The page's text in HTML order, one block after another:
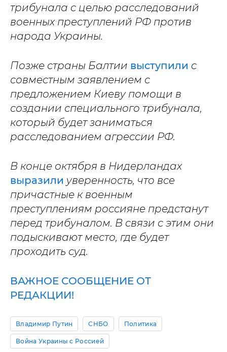
трибунала с целью расследований
военных преступлений РФ против
народа Украины.
Позже страны Балтии выступили с
совместным заявлением с
предложением Киеву помощи в
создании специального трибунала,
который будет заниматься
расследованием агрессии РФ.
В конце октября в Нидерландах
выразили уверенность, что все
причастные к военным
преступлениям россияне предстанут
перед трибуналом. В связи с этим они
подыскивают место, где будет
проходить суд.
ВАЖНОЕ СООБЩЕНИЕ ОТ
РЕДАКЦИИ!
Владимир Путин СНБО Политика
Война Украины с Россией